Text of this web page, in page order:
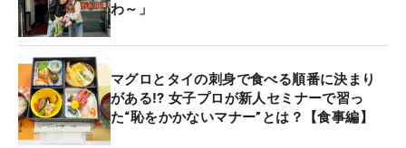
わ～」
マグロとタイの刺身で食べる順番に決まり
がある⁉ 女子プロが新人セミナーで習っ
た“恥をかかないマナー”とは？【食事編】